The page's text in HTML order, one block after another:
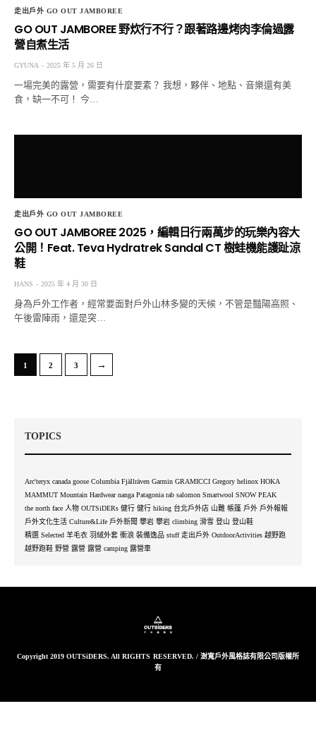
走出戶外 GO OUT JAMBOREE
GO OUT JAMBOREE 野炊行不行？跟著路邊烤肉李倫過露
營自煮生活
GYUNA 2025 年 5 月 26 日
一場完美的露營，需要有什麼要素？ 我想，夥伴、地點、音樂還有美
食，缺一不可！ 今…
走出戶外 GO OUT JAMBOREE
GO OUT JAMBOREE 2025，編輯日行兩萬步的玩樂內容大
公開！Feat. Teva Hydratrek Sandal CT 樹蛙機能護趾涼
鞋
HANS 2025 年 4 月 30 日
身為戶外工作者，經常要面對戶外山林多變的天候，不管是豔陽高照、
午後雷陣雨，還是突…
1 2 3 →
TOPICS
Arc'teryx canada goose Columbia Fjällräven Garmin GRAMICCI Gregory helinox HOKA
MAMMUT Mountain Hardwear nanga Patagonia rab salomon Smartwool SNOW PEAK
the north face 人物 OUTSiDERs 健行 健行 hiking 台北戶外店 山難 帳篷 戶外 戶外報報
戶外文化生活 Culture&Life 戶外新聞 攀岩 攀岩 climbing 滑雪 登山 登山鞋
精選 Selected 羊毛衣 羽絨外套 衝浪 裝備逸品 stuff 走出戶外 OutdoorActivities 越野跑
越野跑鞋 野營 露營 露營 camping 露營車
Copyright 2019 OUTSiDERS. All RIGHTS RESERVED. / 澍寬戶外風格誌有限公司版權所
有